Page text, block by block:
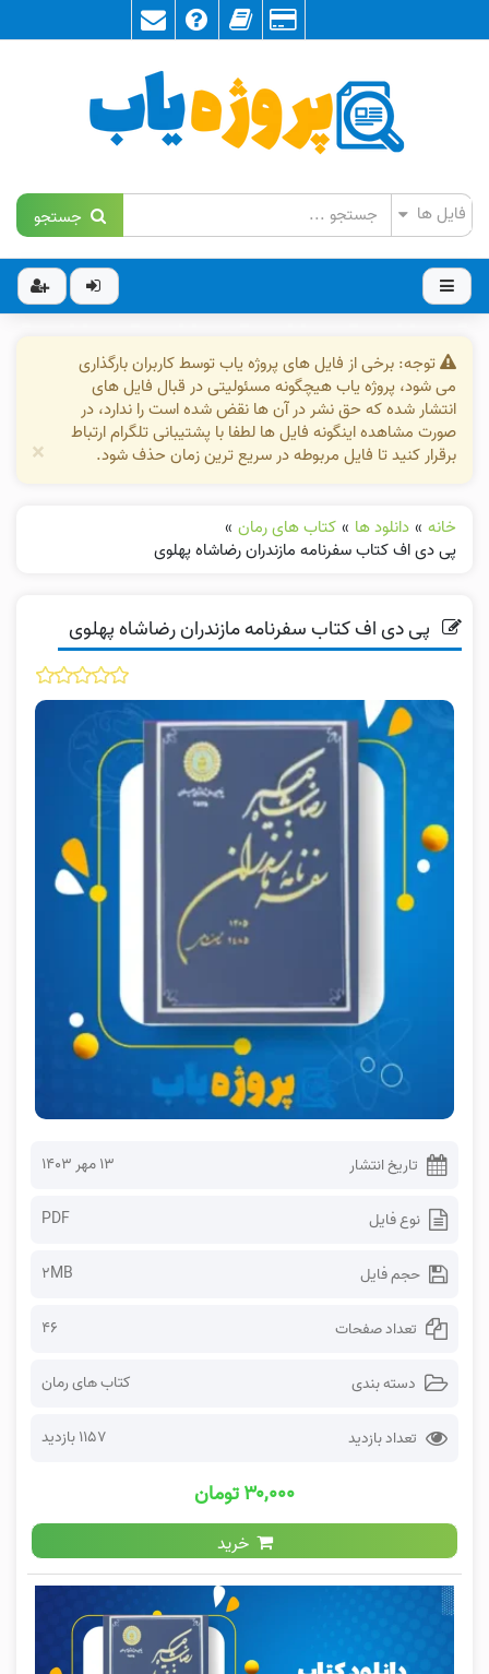
جستجو
توجه: برخی از فایل های پروژه یاب توسط کاربران بارگذاری
می شود، پروژه یاب هیچگونه مسئولیتی در قبال فایل های
انتشار شده که حق نشر در آن ها نقض شده است را ندارد، در
صورت مشاهده اینگونه فایل ها لطفا با پشتیبانی تلگرام ارتباط
برقرار کنید تا فایل مربوطه در سریع ترین زمان حذف شود.
×
خانه » دانلود ها » کتاب های رمان »
پی دی اف کتاب سفرنامه مازندران رضاشاه پهلوی
پی دی اف کتاب سفرنامه مازندران رضاشاه پهلوی
تاریخ انتشار ۱۳ مهر ۱۴۰۳
نوع فایل PDF
حجم فایل 2MB
تعداد صفحات 46
دسته بندی کتاب های رمان
تعداد بازدید 1157 بازدید
۳۰,۰۰۰ تومان
خرید